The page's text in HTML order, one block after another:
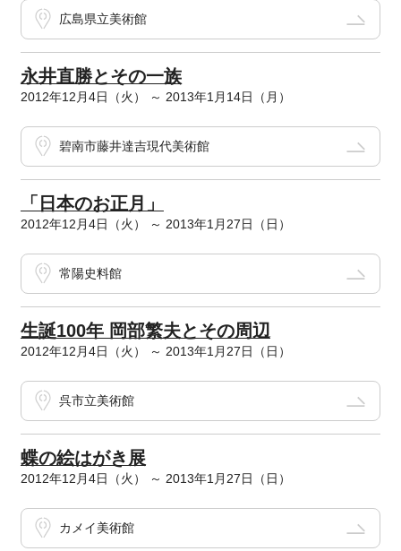
広島県立美術館
永井直勝とその一族
2012年12月4日（火） ～ 2013年1月14日（月）
碧南市藤井達吉現代美術館
「日本のお正月」
2012年12月4日（火） ～ 2013年1月27日（日）
常陽史料館
生誕100年 岡部繁夫とその周辺
2012年12月4日（火） ～ 2013年1月27日（日）
呉市立美術館
蝶の絵はがき展
2012年12月4日（火） ～ 2013年1月27日（日）
カメイ美術館